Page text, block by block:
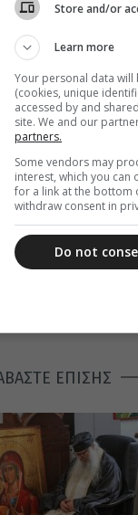
ΕΠΙΣΗΣ
Store and/or
Learn more
Your personal data
(cookies, unique
accessed by and
site. We and our
partners.
Some vendors may
interest, which you
for a link at the bottom
withdraw consent in
Do not